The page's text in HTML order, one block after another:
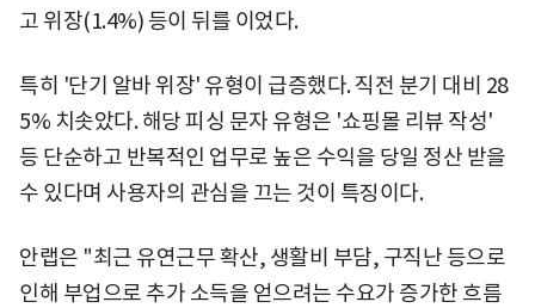
고 위장(1.4%) 등이 뒤를 이었다.
특히 '단기 알바 위장' 유형이 급증했다. 직전 분기 대비 28
5% 치솟았다. 해당 피싱 문자 유형은 '쇼핑몰 리뷰 작성'
등 단순하고 반복적인 업무로 높은 수익을 당일 정산 받을
수 있다며 사용자의 관심을 끄는 것이 특징이다.
안랩은 "최근 유연근무 확산, 생활비 부담, 구직난 등으로
인해 부업으로 추가 소득을 얻으려는 수요가 증가한 흐름